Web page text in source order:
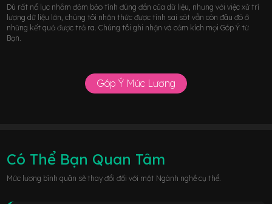
Dù rất nổ lực nhằm đảm bảo tính đúng đắn của dữ liệu, nhưng với việc xử trí
lượng dữ liệu lớn, chúng tôi nhận thức được tính sai sót vẫn còn đâu đó ở
những kết quả được trả ra. Chúng tôi ghi nhận và cảm kích mọi Góp Ý từ
Bạn.
Góp Ý Mức Lương
Có Thể Bạn Quan Tâm
Mức lương bình quân sẽ thay đổi đối với một Ngành nghề cụ thể.